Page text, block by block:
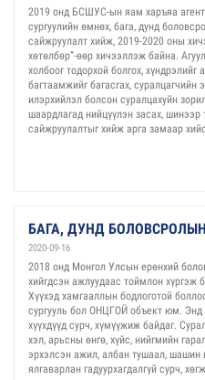
2019 онд БСШУС-ын яам харъяа
сургуулийн өмнөх, бага, дунд
сайжруулалт хийж, 2019-2020 оны
хөтөлбөр”-өөр хичээллэж байна.
холбоог тодорхой болгох, хүндрэлийг
багтаамжийг багасгах,
илэрхийлэл болсон суралцахуйн
шаардлагад нийцүүлэн засах, шинээр
сайжруулалтыг хийж арга замаар
БАГА, ДУНД
2020-09-16
2018 онд Монгол Улсын ерөнхий
хийгдсэн ажлуудаас тоймлон хүргэж
Хүүхэд хамгааллын бодлоготой
сургууль бол ОНЦГОЙ объект юм. Энд
хүүхдүүд сурч, хүмүүжиж байдаг.
хэл, арьсны өнгө, хүйс, нийгмийн
эрхэлсэн ажил, албан тушаал, шашин
ялгаварлан гадуурхагдалгүй сурч,